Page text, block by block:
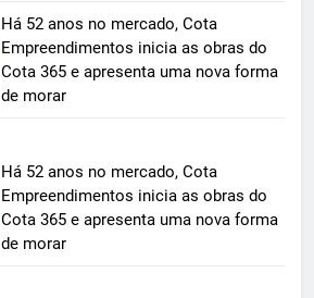
Há 52 anos no mercado, Cota
Empreendimentos inicia as obras do
Cota 365 e apresenta uma nova forma
de morar
Há 52 anos no mercado, Cota
Empreendimentos inicia as obras do
Cota 365 e apresenta uma nova forma
de morar
Grupo Pereira lança iniciativa
pioneira e escalável de
aproveitamento de frutas, legumes
ECONOMIA & NEGÓCIOS
BIM transforma a construção civil
e mostra na prática como reduzir
custos, evitar desperdícios e
ECONOMIA & NEGÓCIOS